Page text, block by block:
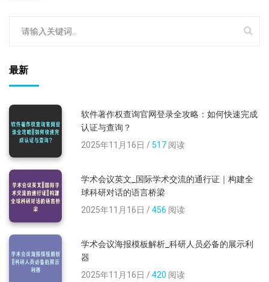
最新
软件著作权查询官网登录全攻略：如何快速完成
认证与查询？
2025年11月16日 / 517 阅读
学术会议英文_国际学术交流的通行证｜构建全
球科研对话的语言桥梁
2025年11月16日 / 456 阅读
学术会议海报模板解析_科研人员必备的展示利
器
2025年11月16日 / 420 阅读